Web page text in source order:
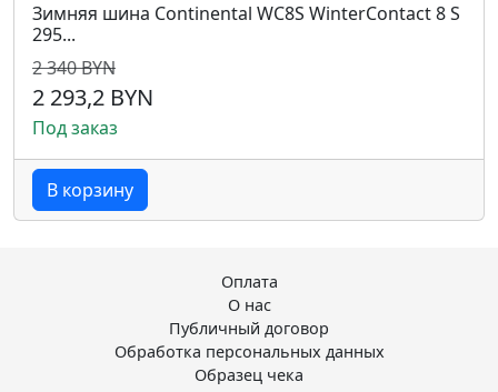
Зимняя шина Continental WC8S WinterContact 8 S
295...
2 340 BYN
2 293,2 BYN
Под заказ
В корзину
Оплата
О нас
Публичный договор
Обработка персональных данных
Образец чека